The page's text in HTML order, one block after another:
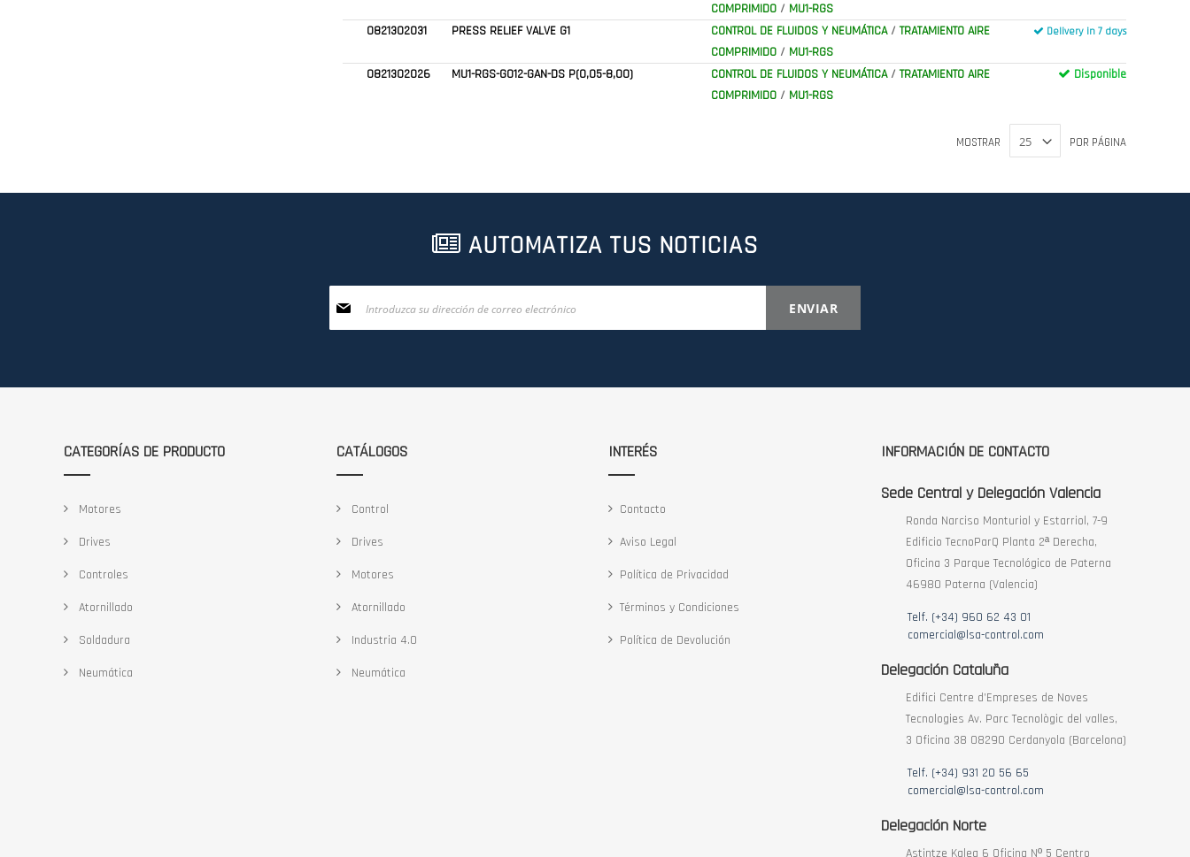
COMPRIMIDO/ MU1-RGS
0821302031 PRESS RELIEF VALVE G1 CONTROL DE FLUIDOS Y NEUMÁTICA/TRATAMIENTO AIRE
COMPRIMIDO/ MU1-RGS
Delivery in 7 days
0821302026 MU1-RGS-G012-GAN-DS P(0,05-8,00) CONTROL DE FLUIDOS Y NEUMÁTICA/TRATAMIENTO AIRE
COMPRIMIDO/ MU1-RGS
Disponible
MOSTRAR POR PÁGINA
AUTOMATIZA TUS NOTICIAS
ENVIAR
CATEGORÍAS DE PRODUCTO
Motores
Drives
Controles
Atornillado
Soldadura
Neumática
CATÁLOGOS
Control
Drives
Motores
Atornillado
Industria 4.0
Neumática
INTERÉS
Contacto
Aviso Legal
Política de Privacidad
Términos y Condiciones
Política de Devolución
INFORMACIÓN DE CONTACTO
Sede Central y Delegación Valencia
Ronda Narciso Monturiol y Estarriol, 7-9
Edificio TecnoParQ Planta 2ª Derecha,
Oficina 3 Parque Tecnológico de Paterna
46980 Paterna (Valencia)
Telf. (+34) 960 62 43 01
comercial@lsa-control.com
Delegación Cataluña
Edifici Centre d’Empreses de Noves
Tecnologies Av. Parc Tecnològic del valles,
3 Oficina 38 08290 Cerdanyola (Barcelona)
Telf. (+34) 931 20 56 65
comercial@lsa-control.com
Delegación Norte
Astintze Kalea 6 Oficina Nº 5 Centro